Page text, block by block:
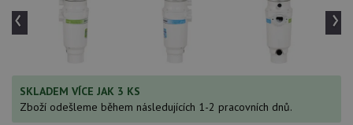
‹ ›
SKLADEM VÍCE JAK 3 KS
Zboží odešleme během následujících 1-2 pracovních dnů.